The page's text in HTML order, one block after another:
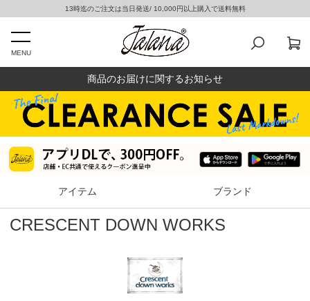
13時迄のご注文は当日発送/ 10,000円以上購入で送料無料
MENU
商品のお届けに関するお知らせ
アイテム ブランド
CRESCENT DOWN WORKS